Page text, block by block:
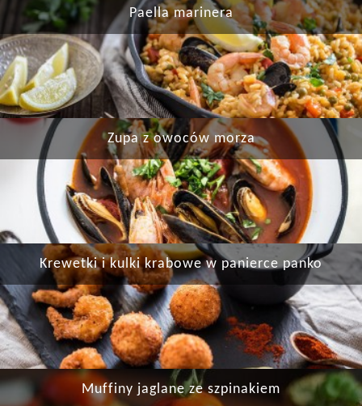
Paella marinera
Zupa z owoców morza
Krewetki i kulki krabowe w panierce panko
Muffiny jaglane ze szpinakiem